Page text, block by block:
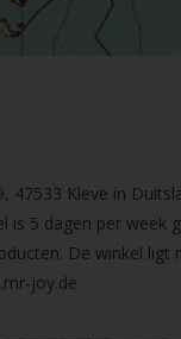
47533 Kleve in
is 5 dagen per week
De winkel ligt
joy.de